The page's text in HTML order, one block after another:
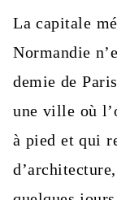
La capitale
Normandie
demie de
une ville où
à pied et qui